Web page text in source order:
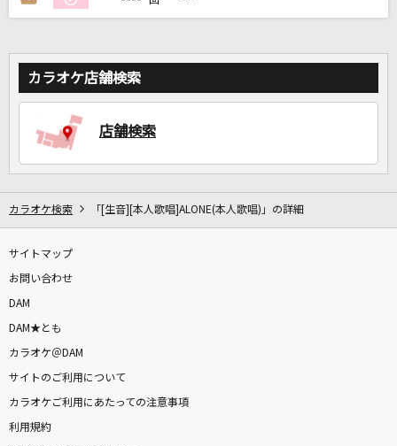
カラオケ店舗検索
店舗検索
カラオケ検索 「[生音][本人歌唱]ALONE(本人歌唱)」の詳細
サイトマップ
お問い合わせ
DAM
DAM★とも
カラオケ＠DAM
サイトのご利用について
カラオケご利用にあたっての注意事項
利用規約